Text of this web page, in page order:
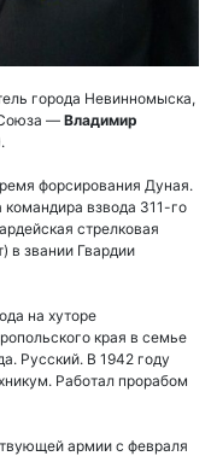
города Невинномыска,
Союза — Владимир
форсирования Дуная.
взвода 311-го
стрелковая
в звании Гвардии
на хуторе
края в семье
Русский. В 1942 году
Работал прорабом
армии с февраля